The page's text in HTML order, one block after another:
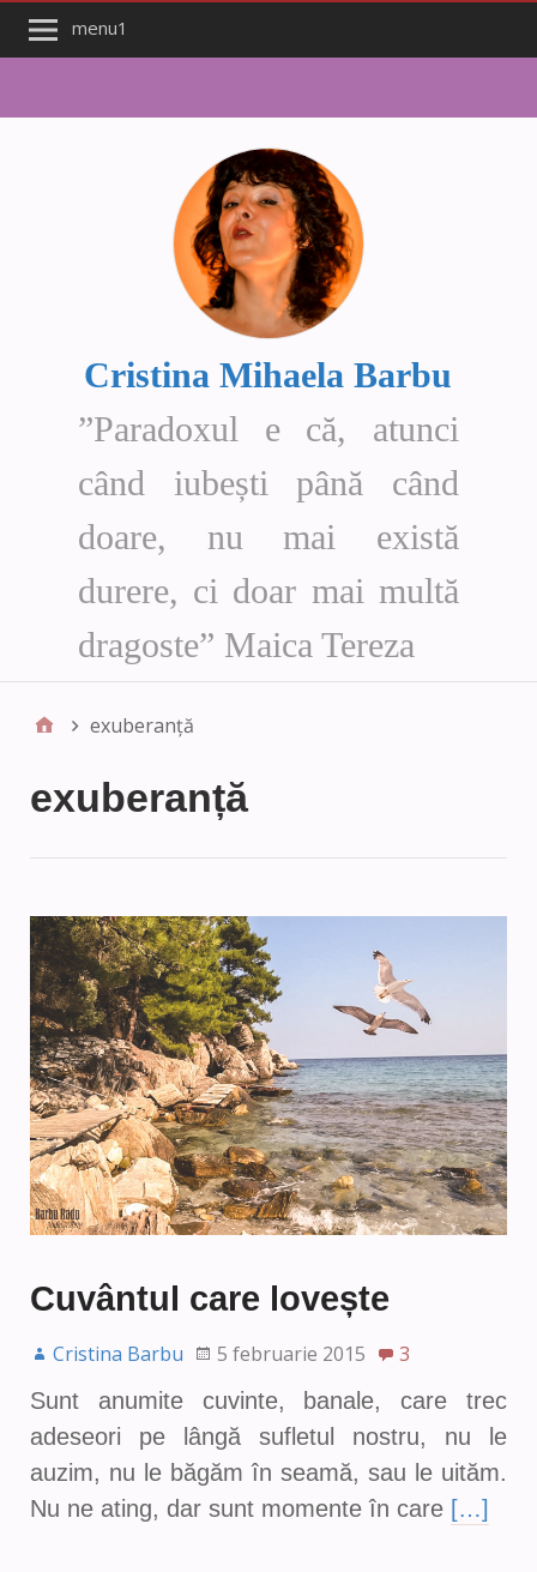
menu1
Cristina Mihaela Barbu
”Paradoxul e că, atunci
când iubești până când
doare, nu mai există
durere, ci doar mai multă
dragoste” Maica Tereza
exuberanță
exuberanță
Cuvântul care lovește
Cristina Barbu 5 februarie 2015
3
Sunt anumite cuvinte, banale, care trec
adeseori pe lângă sufletul nostru, nu le
auzim, nu le băgăm în seamă, sau le uităm.
Nu ne ating, dar sunt momente în care […]